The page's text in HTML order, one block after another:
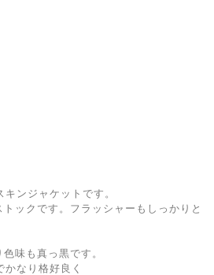
ンジャケットです。
ックです。フラッシャーもしっかりと
味も真っ黒です。
なり格好良く